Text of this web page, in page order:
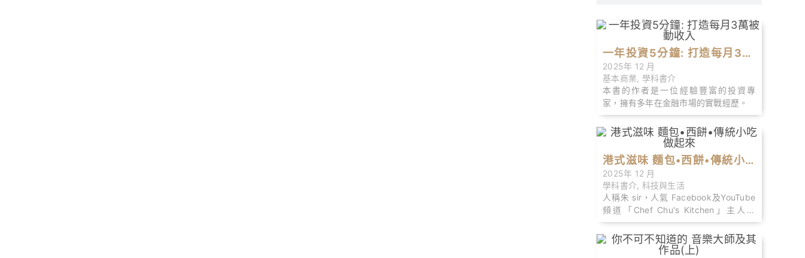
一年投資5分鐘: 打造每月3萬
被動收入
2025年 12 月
基本商業, 學科書介
本書的作者是一位經驗豐富的投資專
家，擁有多年在金融市場的實戰經歷。
港式滋味 麵包•西餅•傳統小
吃做起來
2025年 12 月
學科書介, 科技與生活
人稱朱 sir，人氣 Facebook及YouTube
頻道「Chef Chu's Kitchen」主人，
Facebook有逾31萬追蹤者，YouTube
訂閱人數高達27萬。